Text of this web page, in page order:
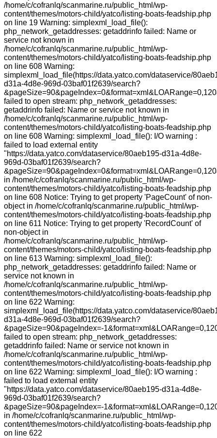
/home/c/cofranlq/scanmarine.ru/public_html/wp-
content/themes/motors-child/yatco/listing-boats-feadship.php
on line 19 Warning: simplexml_load_file():
php_network_getaddresses: getaddrinfo failed: Name or
service not known in
/home/c/cofranlq/scanmarine.ru/public_html/wp-
content/themes/motors-child/yatco/listing-boats-feadship.php
on line 608 Warning:
simplexml_load_file(https://data.yatco.com/dataservice/
d31a-4d8e-969d-03baf01f2639/search?
failed to open stream: php_network_getaddresses:
getaddrinfo failed: Name or service not known in
/home/c/cofranlq/scanmarine.ru/public_html/wp-
content/themes/motors-child/yatco/listing-boats-feadship.php
on line 608 Warning: simplexml_load_file(): I/O warning :
failed to load external entity
"https://data.yatco.com/dataservice/80aeb195-d31a-4d8e-
969d-03baf01f2639/search?
in /home/c/cofranlq/scanmarine.ru/public_html/wp-
content/themes/motors-child/yatco/listing-boats-feadship.php
on line 608 Notice: Trying to get property 'PageCount' of non-
object in /home/c/cofranlq/scanmarine.ru/public_html/wp-
content/themes/motors-child/yatco/listing-boats-feadship.php
on line 611 Notice: Trying to get property 'RecordCount' of
non-object in
/home/c/cofranlq/scanmarine.ru/public_html/wp-
content/themes/motors-child/yatco/listing-boats-feadship.php
on line 613 Warning: simplexml_load_file():
php_network_getaddresses: getaddrinfo failed: Name or
service not known in
/home/c/cofranlq/scanmarine.ru/public_html/wp-
content/themes/motors-child/yatco/listing-boats-feadship.php
on line 622 Warning:
simplexml_load_file(https://data.yatco.com/dataservice/
d31a-4d8e-969d-03baf01f2639/search?
&pageSize=90&pageIndex=-
failed to open stream: php_network_getaddresses:
getaddrinfo failed: Name or service not known in
/home/c/cofranlq/scanmarine.ru/public_html/wp-
content/themes/motors-child/yatco/listing-boats-feadship.php
on line 622 Warning: simplexml_load_file(): I/O warning :
failed to load external entity
"https://data.yatco.com/dataservice/80aeb195-d31a-4d8e-
969d-03baf01f2639/search?
&pageSize=90&pageIndex=-
in /home/c/cofranlq/scanmarine.ru/public_html/wp-
content/themes/motors-child/yatco/listing-boats-feadship.php
on line 622